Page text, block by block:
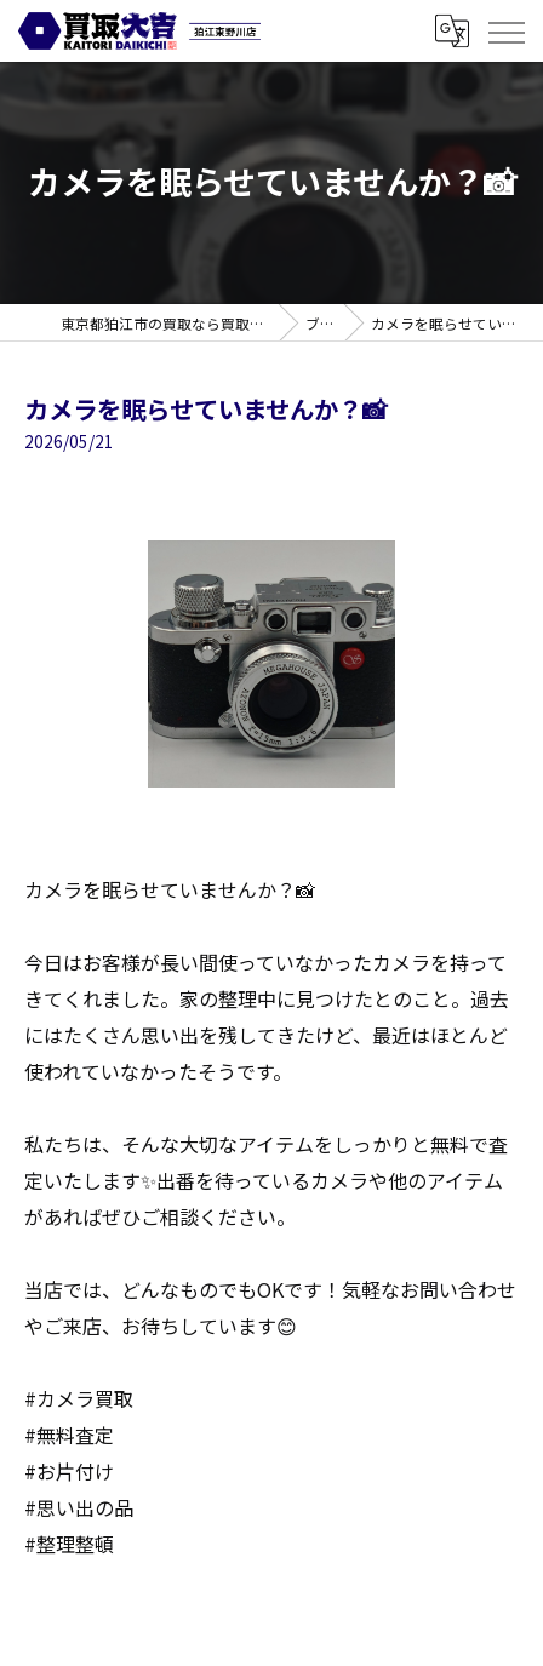
カメラを眠らせていませんか？📸
東京都狛江市の買取なら買取大吉 狛江東野川店 ブログ カメラを眠らせていませんか？📸
カメラを眠らせていませんか？📸
2026/05/21
カメラを眠らせていませんか？📸
今日はお客様が長い間使っていなかったカメラを持って
きてくれました。家の整理中に見つけたとのこと。過去
にはたくさん思い出を残してきたけど、最近はほとんど
使われていなかったそうです。
私たちは、そんな大切なアイテムをしっかりと無料で査
定いたします✨出番を待っているカメラや他のアイテム
があればぜひご相談ください。
当店では、どんなものでもOKです！気軽なお問い合わせ
やご来店、お待ちしています😊
#カメラ買取
#無料査定
#お片付け
#思い出の品
#整理整頓